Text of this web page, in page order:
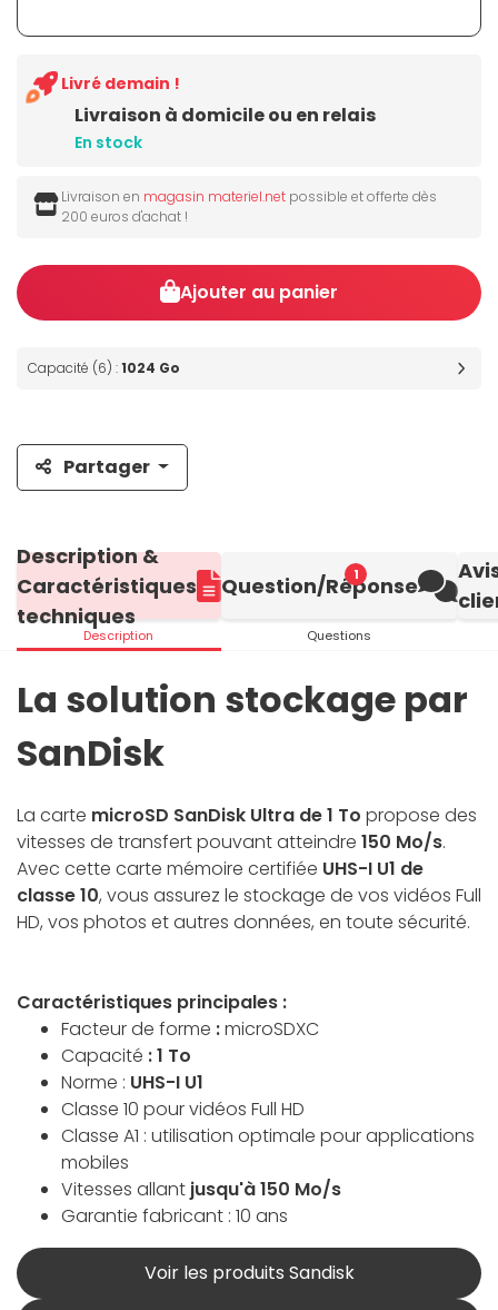
Livraison à domicile ou en relais
En stock
Livré demain !
Livraison en magasin materiel.net possible et offerte dès
200 euros d'achat !
Ajouter au panier
Capacité (6) :1024 Go
Partager
Description &
Caractéristiques
techniques
Description
1
Question/Réponse
Questions
La solution stockage par
SanDisk
La carte microSD SanDisk Ultra de 1 To propose des
vitesses de transfert pouvant atteindre 150 Mo/s.
Avec cette carte mémoire certifiée UHS-I U1 de
classe 10, vous assurez le stockage de vos vidéos Full
HD, vos photos et autres données, en toute sécurité.
Caractéristiques principales :
Facteur de forme :microSDXC
Capacité :1 To
Norme : UHS-I U1
Classe 10 pour vidéos Full HD
Classe A1 : utilisation optimale pour applications
mobiles
Vitesses allant jusqu'à 150 Mo/s
Garantie fabricant : 10 ans
Voir les produits Sandisk